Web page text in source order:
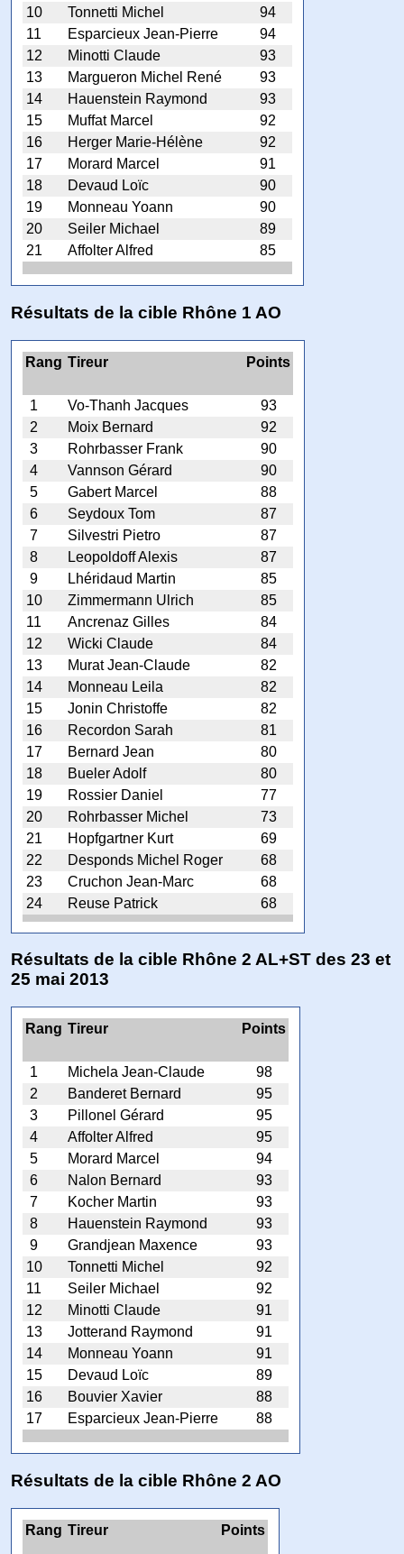
10
Tonnetti Michel
94
11
Esparcieux Jean-Pierre
94
12
Minotti Claude
93
13
Margueron Michel René
93
14
Hauenstein Raymond
93
15
Muffat Marcel
92
16
Herger Marie-Hélène
92
17
Morard Marcel
91
18
Devaud Loïc
90
19
Monneau Yoann
90
20
Seiler Michael
89
21
Affolter Alfred 85
Résultats de la cible Rhône 1 AO
Rang Tireur Points
1 Vo-Thanh Jacques
93
2
Moix Bernard
92
3
Rohrbasser Frank
90
4
Vannson Gérard
90
5
Gabert Marcel
88
6
Seydoux Tom
87
7
Silvestri Pietro
87
8
Leopoldoff Alexis
87
9
Lhéridaud Martin
85
10
Zimmermann Ulrich
85
11
Ancrenaz Gilles
84
12
Wicki Claude
84
13
Murat Jean-Claude
82
14
Monneau Leila
82
15
Jonin Christoffe
82
16
Recordon Sarah
81
17
Bernard Jean
80
18
Bueler Adolf
80
19
Rossier Daniel
77
20
Rohrbasser Michel
73
21
Hopfgartner Kurt
69
22
Desponds Michel Roger
68
23
Cruchon Jean-Marc
68
24
Reuse Patrick 68
Résultats de la cible Rhône 2 AL+ST des 23 et
25 mai 2013
Rang Tireur Points
1 Michela Jean-Claude
98
2
Banderet Bernard
95
3
Pillonel Gérard
95
4
Affolter Alfred
95
5
Morard Marcel
94
6
Nalon Bernard
93
7
Kocher Martin
93
8
Hauenstein Raymond
93
9
Grandjean Maxence
93
10
Tonnetti Michel
92
11
Seiler Michael
92
12
Minotti Claude
91
13
Jotterand Raymond
91
14
Monneau Yoann
91
15
Devaud Loïc
89
16
Bouvier Xavier
88
17
Esparcieux Jean-Pierre 88
Résultats de la cible Rhône 2 AO
Rang Tireur Points